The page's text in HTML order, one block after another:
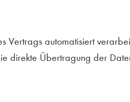
Vertrags automatisiert
direkte Übertragung der